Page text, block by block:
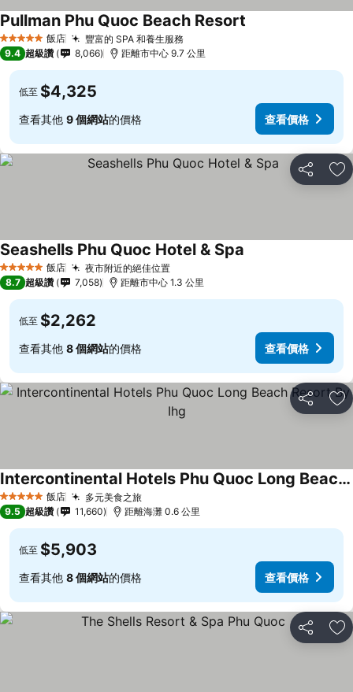
5 星級 飯店 豐富的 SPA 和養生服務
Pullman Phu Quoc Beach Resort
9.4 超級讚 8,066 距離市中心 9.7 公里
低至 $4,325
查看其他 9 個網站的價格 查看價格
分享 加
5 星級 飯店 夜市附近的絕佳位置
Seashells Phu Quoc Hotel & Spa
8.7 超級讚 7,058 距離市中心 1.3 公里
低至 $2,262
查看其他 8 個網站的價格 查看價格
分享 加
5 星級 飯店 多元美食之旅
Intercontinental Hotels Phu Quoc Long Beach Resort By Ihg
9.5 超級讚 11,660 距離海灘 0.6 公里
低至 $5,903
查看其他 8 個網站的價格 查看價格
分享 加